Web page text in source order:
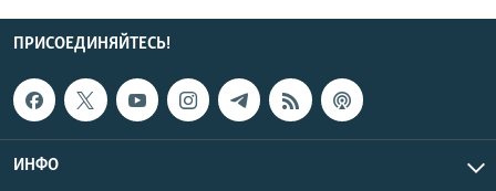
ПРИСОЕДИНЯЙТЕСЬ!
ИНФО